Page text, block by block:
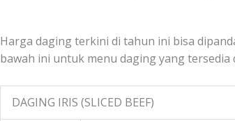
Harga daging terkini di tahun ini bisa
bawah ini untuk menu daging yang tersedia
DAGING IRIS (SLICED BEEF)